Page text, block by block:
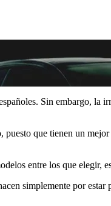
Sin embargo, la
que tienen un
entre los que elegir,
simplemente por